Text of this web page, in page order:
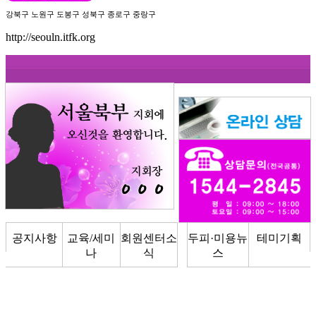
강북구 노원구 도봉구 성북구 종로구 중랑구
http://seouln.itfk.org
공지사항
교육/세미
나
회원센터소
식
두피·미용뉴
스
테미기획